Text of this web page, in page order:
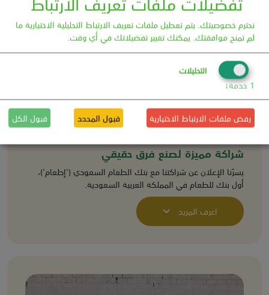
شراكة مميزة لصنع فرق حقيقي
يسرّنا الإعلان عن شراكتنا مع بنك الطعام السعودي ('إطعام')،
أول بنك للطعام في المملكة العربية السعودية.
اعرف المزيد
نحترم خصوصيتك. يتم تعطيل ملفات تعريف الارتباط التحليلية الاختيارية ما
لم تمنح موافقتك. يمكنك تغيير تفضيلاتك في أي وقت.
التحليلات
↓ 1خدمة
رفض ملفات الارتباط الاختيارية قبول المحدد قبول الكل